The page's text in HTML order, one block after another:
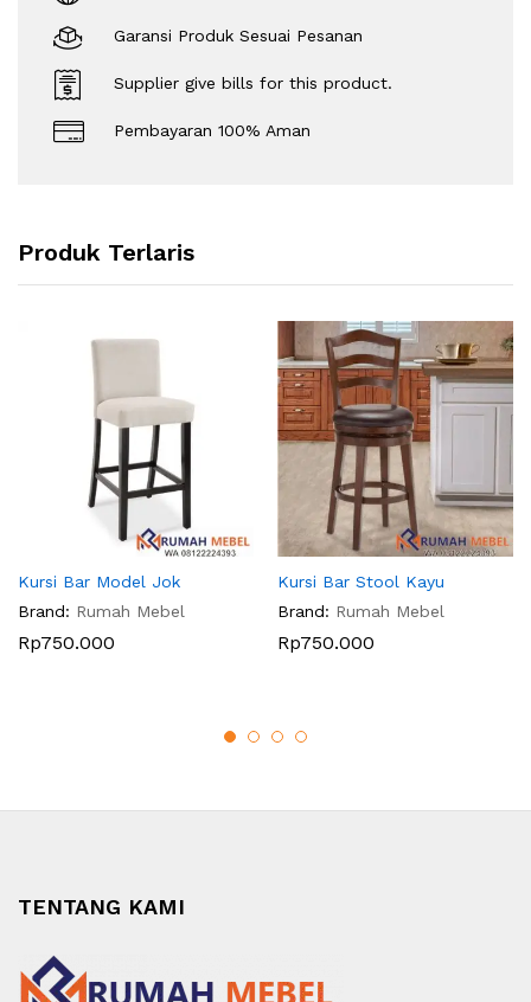
Garansi Produk Sesuai Pesanan
Supplier give bills for this product.
Pembayaran 100% Aman
Produk Terlaris
Kursi Bar Model Jok
Brand: Rumah Mebel
Rp750.000
Kursi Bar Stool Kayu
Brand: Rumah Mebel
Rp750.000
TENTANG KAMI